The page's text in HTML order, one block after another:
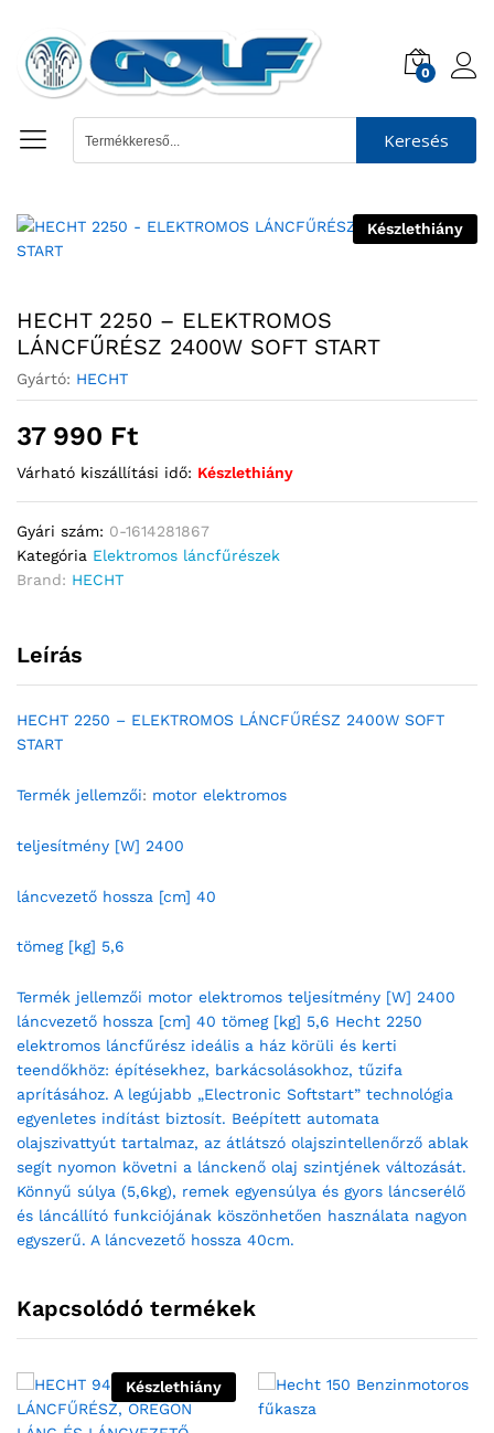
0
Keresés
Készlethiány
HECHT 2250 – ELEKTROMOS
LÁNCFŰRÉSZ 2400W SOFT START
Gyártó: HECHT
37 990 Ft
Várható kiszállítási idő: Készlethiány
Gyári szám: 0-1614281867
Kategória Elektromos láncfűrészek
Brand: HECHT
Leírás
HECHT 2250 – ELEKTROMOS LÁNCFŰRÉSZ 2400W SOFT
START
Termék jellemzői: motor elektromos
teljesítmény [W] 2400
láncvezető hossza [cm] 40
tömeg [kg] 5,6
Termék jellemzői motor elektromos teljesítmény [W] 2400
láncvezető hossza [cm] 40 tömeg [kg] 5,6 Hecht 2250
elektromos láncfűrész ideális a ház körüli és kerti
teendőkhöz: építésekhez, barkácsolásokhoz, tűzifa
aprításához. A legújabb „Electronic Softstart” technológia
egyenletes indítást biztosít. Beépített automata
olajszivattyút tartalmaz, az átlátszó olajszintellenőrző ablak
segít nyomon követni a lánckenő olaj szintjének változását.
Könnyű súlya (5,6kg), remek egyensúlya és gyors láncserélő
és láncállító funkciójának köszönhetően használata nagyon
egyszerű. A láncvezető hossza 40cm.
Kapcsolódó termékek
Készlethiány